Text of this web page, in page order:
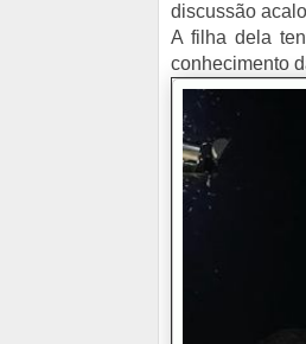
discussão
A filha dela
conhecimento